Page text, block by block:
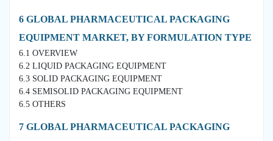
6 GLOBAL PHARMACEUTICAL PACKAGING
EQUIPMENT MARKET, BY FORMULATION TYPE
6.1 OVERVIEW
6.2 LIQUID PACKAGING EQUIPMENT
6.3 SOLID PACKAGING EQUIPMENT
6.4 SEMISOLID PACKAGING EQUIPMENT
6.5 OTHERS
7 GLOBAL PHARMACEUTICAL PACKAGING